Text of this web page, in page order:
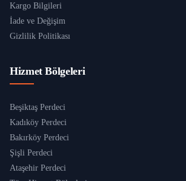
Kargo Bilgileri
İade ve Değişim
Gizlilik Politikası
Hizmet Bölgeleri
Beşiktaş Perdeci
Kadıköy Perdeci
Bakırköy Perdeci
Şişli Perdeci
Ataşehir Perdeci